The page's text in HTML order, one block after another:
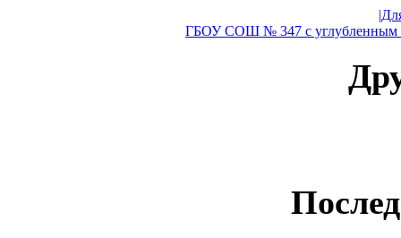
ГБОУ СОШ № 347 с углубленным